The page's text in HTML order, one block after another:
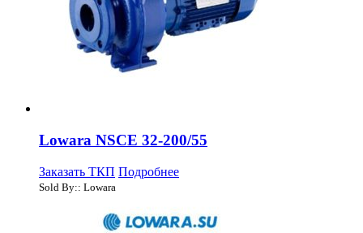
Lowara NSCE 32-200/55
Заказать ТКП Подробнее
Sold By:: Lowara